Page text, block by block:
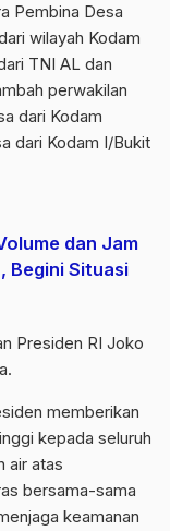
Pembina Desa
wilayah Kodam
TNI AL dan
perwakilan
dari Kodam
dari Kodam I/Bukit
dan Jam
Begini Situasi
Presiden RI Joko
memberikan
kepada seluruh
air atas
bersama-sama
keamanan